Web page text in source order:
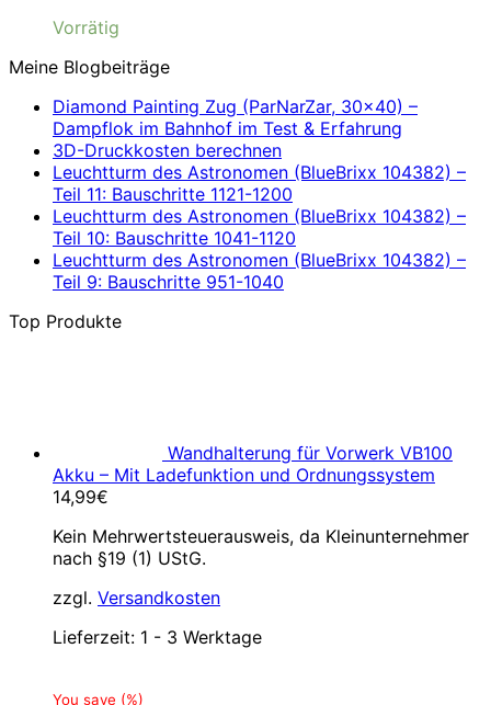
Vorrätig
Meine Blogbeiträge
Diamond Painting Zug (ParNarZar, 30×40) –
Dampflok im Bahnhof im Test & Erfahrung
3D-Druckkosten berechnen
Leuchtturm des Astronomen (BlueBrixx 104382) –
Teil 11: Bauschritte 1121-1200
Leuchtturm des Astronomen (BlueBrixx 104382) –
Teil 10: Bauschritte 1041-1120
Leuchtturm des Astronomen (BlueBrixx 104382) –
Teil 9: Bauschritte 951-1040
Top Produkte
Wandhalterung für Vorwerk VB100
Akku – Mit Ladefunktion und Ordnungssystem
14,99€
Kein Mehrwertsteuerausweis, da Kleinunternehmer
nach §19 (1) UStG.
zzgl. Versandkosten
Lieferzeit: 1 - 3 Werktage
You save (%)